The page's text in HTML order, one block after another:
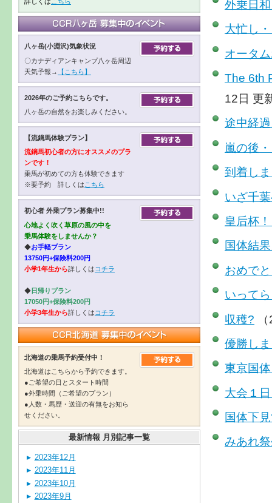
外乗日
大忙し
オータ
The 6th
12日 更
途中経
嵐の後
到着し
いざ千
皇后杯
国体結
おめで
いって
収穫?
優勝し
東京国
大会１
国体下
みあれ
八ヶ岳(小淵沢)気象状況
〇カナディアンキャンプ八ヶ岳周辺
天気予報→
【こちら】
2026年のご予約こちらです。
八ヶ岳の自然をお楽しみください。
【流鏑馬体験プラン】
流鏑馬初心者の方にオススメのプラ
ンです！
乗馬が初めての方も体験できます
※要予約 詳しくは こちら
初心者 外乗プラン募集中!!
心地よく吹く草原の風の中を
乗馬体験をしませんか？
◆お手軽プラン
13750円+保険料200円
小学1年生から詳しくは コチラ
◆日帰りプラン
17050円+保険料200円
小学3年生から詳しくは コチラ
北海道の乗馬予約受付中！
北海道はこちらから予約できます。
●ご希望の日とスタート時間
●外乗時間（ご希望のプラン）
●人数・馬歴・送迎の有無をお知ら
せください。
最新情報 月別記事一覧
2023年12月
2023年11月
2023年10月
2023年9月